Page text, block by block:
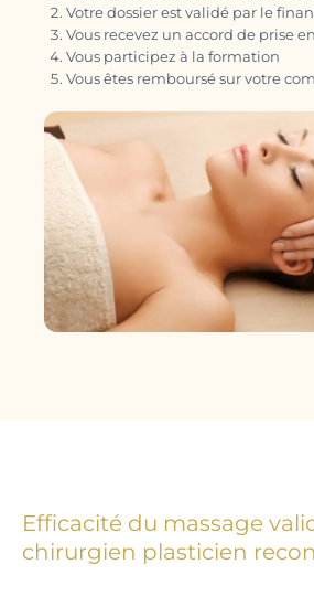
Votre dossier est validé par le
Vous recevez un accord de prise
Vous participez à la formation
Vous êtes remboursé sur votre
Efficacité du massage
chirurgien plasticien